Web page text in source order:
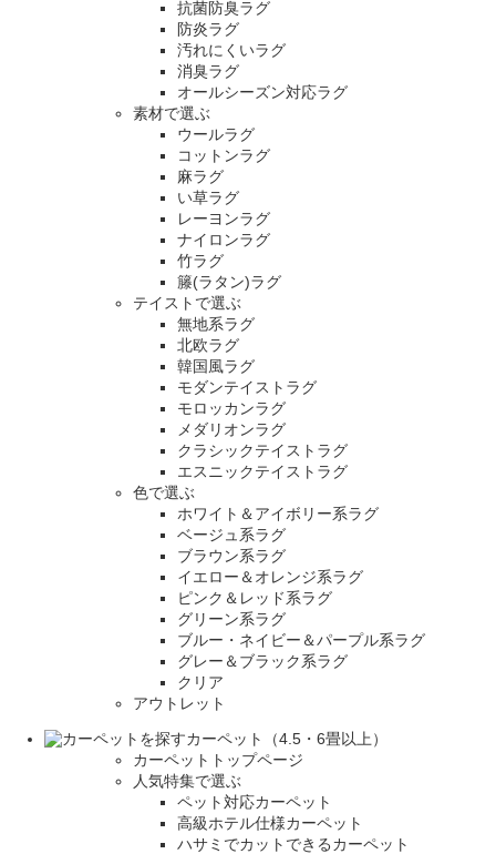
抗菌防臭ラグ
防炎ラグ
汚れにくいラグ
消臭ラグ
オールシーズン対応ラグ
素材で選ぶ
ウールラグ
コットンラグ
麻ラグ
い草ラグ
レーヨンラグ
ナイロンラグ
竹ラグ
籐(ラタン)ラグ
テイストで選ぶ
無地系ラグ
北欧ラグ
韓国風ラグ
モダンテイストラグ
モロッカンラグ
メダリオンラグ
クラシックテイストラグ
エスニックテイストラグ
色で選ぶ
ホワイト＆アイボリー系ラグ
ベージュ系ラグ
ブラウン系ラグ
イエロー＆オレンジ系ラグ
ピンク＆レッド系ラグ
グリーン系ラグ
ブルー・ネイビー＆パープル系ラグ
グレー＆ブラック系ラグ
クリア
アウトレット
カーペット（4.5・6畳以上）
カーペットトップページ
人気特集で選ぶ
ペット対応カーペット
高級ホテル仕様カーペット
ハサミでカットできるカーペット